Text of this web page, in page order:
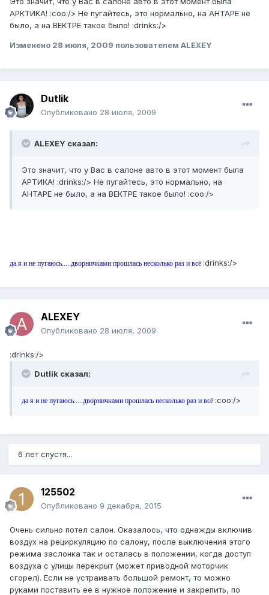
АРКТИКА! :coo:/> Не пугайтесь, это нормально, на АНТАРЕ не
было, а на ВЕКТРЕ такое было! :drinks:/>
Изменено 28 июля, 2009 пользователем ALEXEY
Dutlik
Опубликовано 28 июля, 2009
ALEXEY сказал:
Это значит, что у Вас в салоне авто в этот момент была
АРТИКА! :drinks:/> Не пугайтесь, это нормально, на
АНТАРЕ не было, а на ВЕКТРЕ такое было! :coo:/>
да я и не пугаюсь.....дворничками прошлась несколько раз и всё :drinks:/>
ALEXEY
Опубликовано 28 июля, 2009
:drinks:/>
Dutlik сказал:
да я и не пугаюсь.....дворничками прошлась несколько раз и всё :coo:/>
6 лет спустя...
125502
Опубликовано 9 декабря, 2015
Очень сильно потел салон. Оказалось, что однажды включив
воздух на рециркуляцию по салону, после выключения этого
режима заслонка так и осталась в положении, когда доступ
воздуха с улицы перекрыт (может приводной моторчик
сгорел). Если не устраивать большой ремонт, то можно
руками поставить ее в нужное положение и закрепить, по